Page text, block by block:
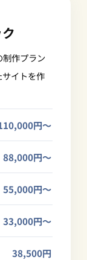
作プラン
イトを作
円〜
88,000円〜
55,000円〜
33,000円〜
38,500円